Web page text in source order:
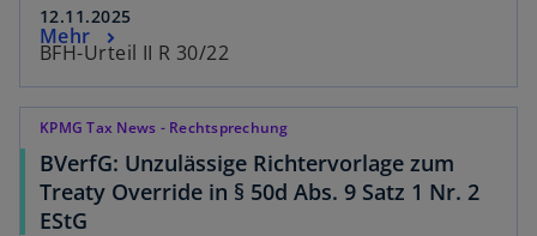
12.11.2025
BFH-Urteil II R 30/22
Mehr
KPMG Tax News - Rechtsprechung
BVerfG: Unzulässige Richtervorlage zum
Treaty Override in § 50d Abs. 9 Satz 1 Nr. 2
EStG